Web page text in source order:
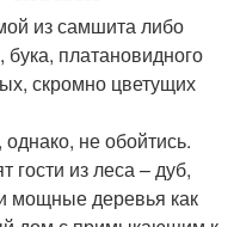
из самшита либо
платановидного
скромно цветущих
не обойтись.
гости из леса – дуб,
мощные деревья как